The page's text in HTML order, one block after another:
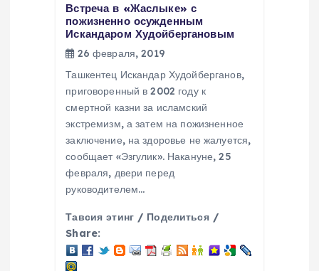
Встреча в «Жаслыке» с
пожизненно осужденным
Искандаром Худойбергановым
26 февраля, 2019
Ташкентец Искандар Худойберганов,
приговоренный в 2002 году к
смертной казни за исламский
экстремизм, а затем на пожизненное
заключение, на здоровье не жалуется,
сообщает «Эзгулик». Накануне, 25
февраля, двери перед
руководителем…
Тавсия этинг / Поделиться /
Share: